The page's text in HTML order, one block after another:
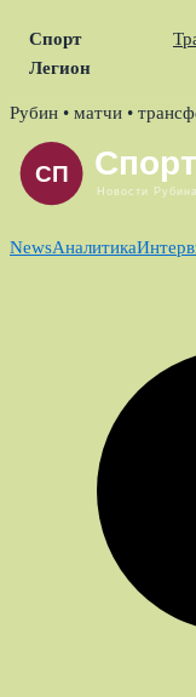
Спорт
Легион
Skip
content
Рубин • матчи •
NewsАналитика